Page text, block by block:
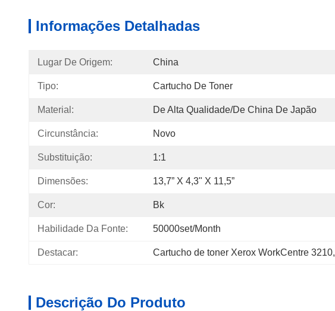
Informações Detalhadas
Lugar De Origem: China
Tipo: Cartucho De Toner
Material: De Alta Qualidade/de China De Japão
Circunstância: Novo
Substituição: 1:1
Dimensões: 13,7” X 4,3" X 11,5”
Cor: Bk
Habilidade Da Fonte: 50000set/Month
Destacar: Cartucho de toner Xerox WorkCentre 3210,
Descrição Do Produto